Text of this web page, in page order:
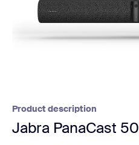
Product description
Jabra PanaCast 50